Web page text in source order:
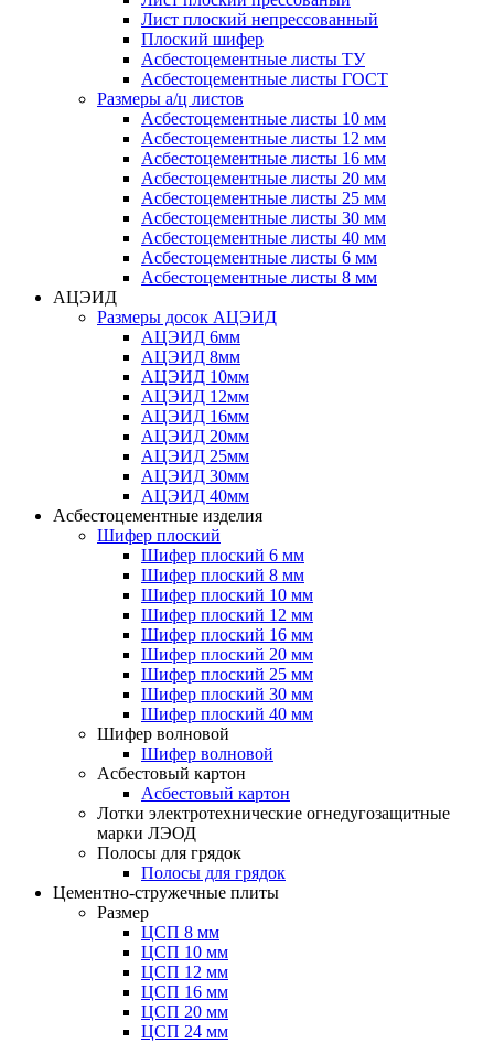
Лист плоский непрессованный
Плоский шифер
Асбестоцементные листы ТУ
Асбестоцементные листы ГОСТ
Размеры а/ц листов
Асбестоцементные листы 10 мм
Асбестоцементные листы 12 мм
Асбестоцементные листы 16 мм
Асбестоцементные листы 20 мм
Асбестоцементные листы 25 мм
Асбестоцементные листы 30 мм
Асбестоцементные листы 40 мм
Асбестоцементные листы 6 мм
Асбестоцементные листы 8 мм
АЦЭИД
Размеры досок АЦЭИД
АЦЭИД 6мм
АЦЭИД 8мм
АЦЭИД 10мм
АЦЭИД 12мм
АЦЭИД 16мм
АЦЭИД 20мм
АЦЭИД 25мм
АЦЭИД 30мм
АЦЭИД 40мм
Асбестоцементные изделия
Шифер плоский
Шифер плоский 6 мм
Шифер плоский 8 мм
Шифер плоский 10 мм
Шифер плоский 12 мм
Шифер плоский 16 мм
Шифер плоский 20 мм
Шифер плоский 25 мм
Шифер плоский 30 мм
Шифер плоский 40 мм
Шифер волновой
Шифер волновой
Асбестовый картон
Асбестовый картон
Лотки электротехнические огнедугозащитные
марки ЛЭОД
Полосы для грядок
Полосы для грядок
Цементно-стружечные плиты
Размер
ЦСП 8 мм
ЦСП 10 мм
ЦСП 12 мм
ЦСП 16 мм
ЦСП 20 мм
ЦСП 24 мм